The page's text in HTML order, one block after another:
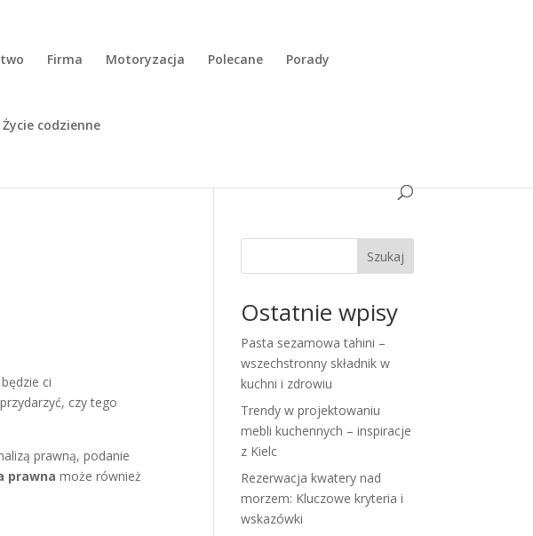
Firma Motoryzacja Polecane Porady
Życie codzienne
ci
czy tego
prawną, podanie
prawna może również
Szukaj
Ostatnie wpisy
Pasta sezamowa tahini –
wszechstronny składnik w
kuchni i zdrowiu
Trendy w projektowaniu
mebli kuchennych – inspiracje
z Kielc
Rezerwacja kwatery nad
morzem: Kluczowe kryteria i
wskazówki